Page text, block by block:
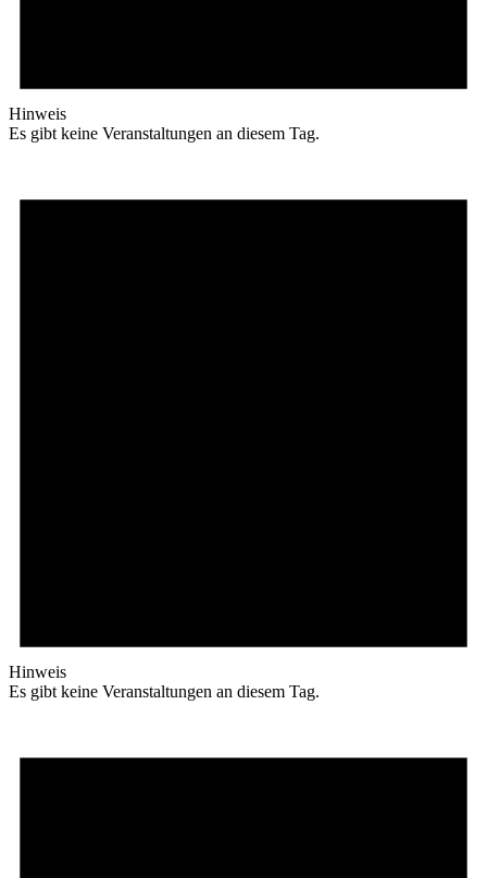
Hinweis
Es gibt keine Veranstaltungen an diesem Tag.
Hinweis
Es gibt keine Veranstaltungen an diesem Tag.